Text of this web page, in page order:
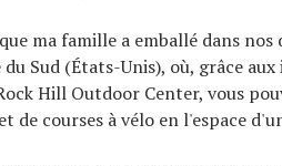
ma famille a emballé dans
du Sud (États-Unis), où, grâce
Hill Outdoor Center, vous
de courses à vélo en l'espace